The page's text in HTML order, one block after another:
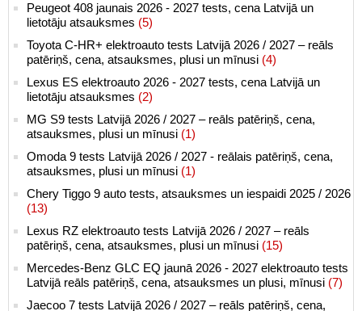
Peugeot 408 jaunais 2026 - 2027 tests, cena Latvijā un
lietotāju atsauksmes (5)
Toyota C-HR+ elektroauto tests Latvijā 2026 / 2027 – reāls
patēriņš, cena, atsauksmes, plusi un mīnusi (4)
Lexus ES elektroauto 2026 - 2027 tests, cena Latvijā un
lietotāju atsauksmes (2)
MG S9 tests Latvijā 2026 / 2027 – reāls patēriņš, cena,
atsauksmes, plusi un mīnusi (1)
Omoda 9 tests Latvijā 2026 / 2027 - reālais patēriņš, cena,
atsauksmes, plusi un mīnusi (1)
Chery Tiggo 9 auto tests, atsauksmes un iespaidi 2025 / 2026
(13)
Lexus RZ elektroauto tests Latvijā 2026 / 2027 – reāls
patēriņš, cena, atsauksmes, plusi un mīnusi (15)
Mercedes-Benz GLC EQ jaunā 2026 - 2027 elektroauto tests
Latvijā reāls patēriņš, cena, atsauksmes un plusi, mīnusi (7)
Jaecoo 7 tests Latvijā 2026 / 2027 – reāls patēriņš, cena,